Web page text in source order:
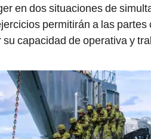
en dos situaciones de
permitirán a las
capacidad de operativa y